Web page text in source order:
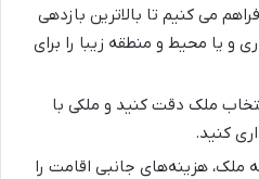
می کنیم تا بالاترین بازدهی
و یا محیط و منطقه زیبا را برای
ملک دقت کنید و ملکی با
کنید.
ملک، هزینه‌های جانبی اقامت را